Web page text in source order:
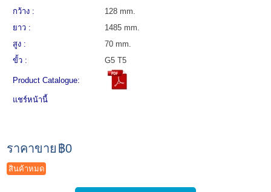
กว้าง :
128 mm.
ยาว :
1485 mm.
สูง :
70 mm.
ขั้ว :
G5 T5
Product Catalogue:
แชร์หน้านี้
ราคาขาย ฿0
สินค้าหมด